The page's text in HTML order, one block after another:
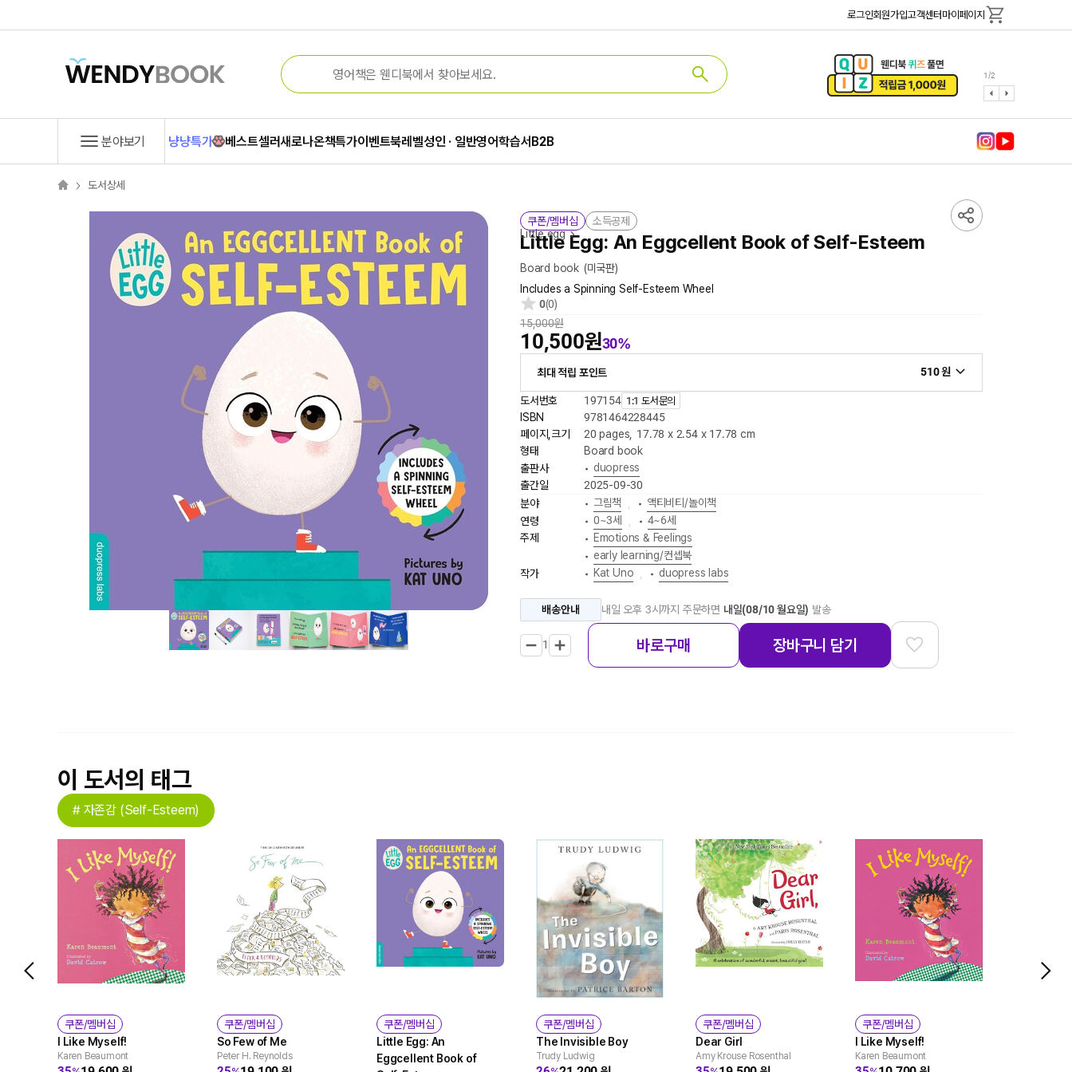
로그인회원가입고객센터 마이페이지
1/2
분야보기 냥냥특가 베스트셀러새로나온책특가이벤트북레벨성인 · 일반영어학습서B2B
도서상세
쿠폰/멤버십
소득공제
Little egg
Little Egg: An Eggcellent Book of Self-Esteem
Board book (미국판)
Includes a Spinning Self-Esteem Wheel
0(0)
15,000원
10,500원30%
최대 적립 포인트 510 원
도서번호 197154 1:1 도서문의
ISBN
9781464228445
페이지,크기
20 pages
17.78 x 2.54 x 17.78 cm
형태
Board book
출판사
• duopress
출간일
2025-09-30
분야
• 그림책 • 액티비티/놀이책
연령
• 0~3세 • 4~6세
주제
• Emotions & Feelings
• early learning/컨셉북
작가
• Kat Uno • duopress labs
배송안내 내일 오후 3시까지 주문하면 내일(08/10 월요일) 발송
1 바로구매 장바구니 담기
이 도서의 태그
# 자존감 (Self-Esteem)
쿠폰/멤버십
I Like Myself!
Karen Beaumont
쿠폰/멤버십
So Few of Me
Peter H. Reynolds
쿠폰/멤버십
Little Egg: An
Eggcellent Book of
쿠폰/멤버십
The Invisible Boy
Trudy Ludwig
쿠폰/멤버십
Dear Girl
Amy Krouse Rosenthal
쿠폰/멤버십
I Like Myself!
Karen Beaumont